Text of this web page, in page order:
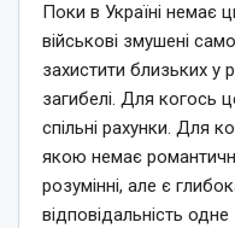
Поки в Україні немає
військові змушені
захистити близьких у
загибелі. Для когось
спільні рахунки. Для
якою немає
розумінні, але є
відповідальність